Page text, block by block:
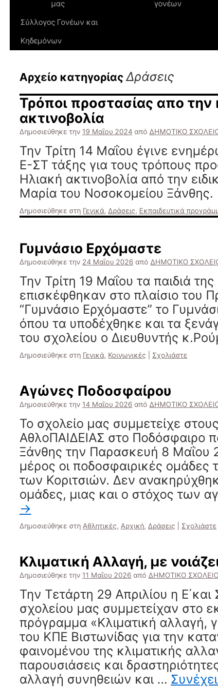
μας
γονέων
Σύλλογος Γονέων και
Κηδεμόνων
Αρχείο κατηγορίας Δράσεις
Τρόποι προστασίας απο την
ακτινοβολία
Δημοσιεύθηκε την 19 Μαΐου 2024 από ΔΗΜΟΤΙΚΟ
Την Τρίτη 14 Μαΐου έγινε
Ε-ΣΤ τάξης για τους τρόπους
Ηλιακή ακτινοβολία από την
Μαρία του Νοσοκομείου Ξάνθης.
Δημοσιεύθηκε στη Γενικά, Δράσεις, Εκπαιδευτικά
Γυμνάσιο Ερχόμαστε
Δημοσιεύθηκε την 24 Μαΐου 2026 από ΔΗΜΟΤΙΚΟ
Την Τρίτη 19 Μαΐου τα παιδιά
επισκέφθηκαν στο πλαίσιο του
“Γυμνάσιο Ερχόμαστε” το
όπου τα υποδέχθηκε και τα
του σχολείου ο Διευθυντής
Δημοσιεύθηκε στη Γενικά, Κοινωνικές Σχολιάστε
Αγώνες Ποδοσφαίρου
Δημοσιεύθηκε την 14 Μαΐου 2026 από ΔΗΜΟΤΙΚΟ
Το σχολείο μας συμμετείχε
ΑθλοΠΑΙΔΕΙΑΣ στο Ποδόσφαιρο
Ξάνθης την Παρασκευή 8 Μαΐου
μέρος οι ποδοσφαιρικές ομάδες
των Κοριτσιών. Δεν
ομάδες, μιας και ο στόχος των
→
Δημοσιεύθηκε στη Αθλητικές, Αρχική, Δράσεις Σχολιάστε
Κλιματική Αλλαγή, με
Δημοσιεύθηκε την 11 Μαΐου 2026 από ΔΗΜΟΤΙΚΟ
Την Τετάρτη 29 Απριλίου η Ε΄και
σχολείου μας συμμετείχαν στο
πρόγραμμα «Κλιματική αλλαγή,
του ΚΠΕ Βιστωνίδας για την
φαινομένου της κλιματικής
παρουσιάσεις και
αλλαγή συνηθειών και …